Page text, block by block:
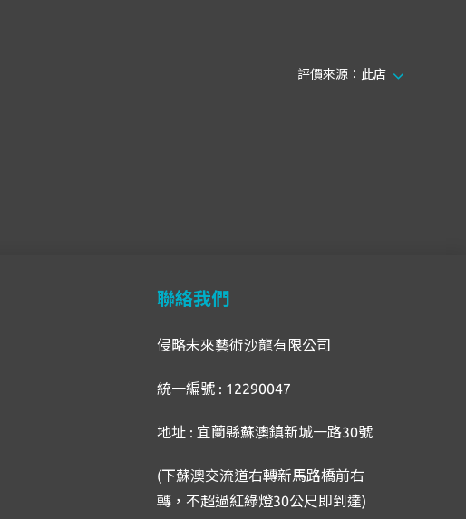
聯絡我們
侵略未來藝術沙龍有限公司
統一編號 : 12290047
地址 : 宜蘭縣蘇澳鎮新城一路30號
(下蘇澳交流道右轉新馬路橋前右
轉，不超過紅綠燈30公尺即到達)